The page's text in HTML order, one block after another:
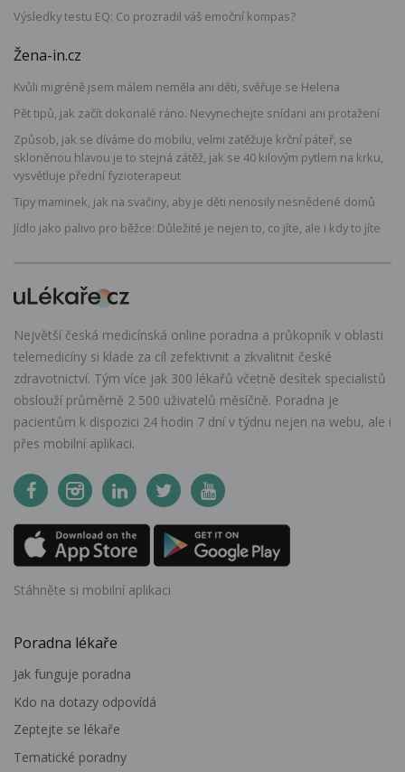
Výsledky testu EQ: Co prozradil váš emoční kompas?
Žena-in.cz
Kvůli migréně jsem málem neměla ani děti, svěřuje se Helena
Pět tipů, jak začít dokonalé ráno. Nevynechejte snídani ani protažení
Způsob, jak se díváme do mobilu, velmi zatěžuje krční páteř, se
skloněnou hlavou je to stejná zátěž, jak se 40 kilovým pytlem na krku,
vysvětluje přední fyzioterapeut
Tipy maminek, jak na svačiny, aby je děti nenosily nesnědené domů
Jídlo jako palivo pro běžce: Důležité je nejen to, co jíte, ale i kdy to jíte
Největší česká medicínská online poradna a průkopník v oblasti
telemedicíny si klade za cíl zefektivnit a zkvalitnit české
zdravotnictví. Tým více jak 300 lékařů včetně desítek specialistů
obslouží průměrně 2 500 uživatelů měsíčně. Poradna je
pacientům k dispozici 24 hodin 7 dní v týdnu nejen na webu, ale i
přes mobilní aplikaci.
Stáhněte si mobilní aplikaci
Poradna lékaře
Jak funguje poradna
Kdo na dotazy odpovídá
Zeptejte se lékaře
Tematické poradny